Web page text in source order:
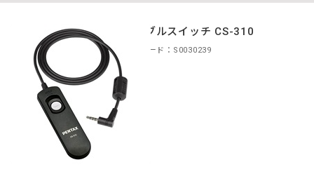
ケーブルスイッチ CS-310
商品コード：S0030239